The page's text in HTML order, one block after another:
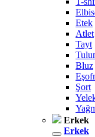
Etek
Atlet
Tayt
Bluz
Şort
Erkek
Erkek